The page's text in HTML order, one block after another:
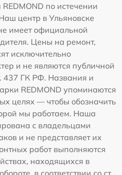
по истечении
центр в Ульяновске
имеет официальной
Цены на ремонт,
исключительно
и не являются публичной
437 ГК РФ. Названия и
REDMOND упоминаются
целях — чтобы обозначить
мы работаем. Наша
с владельцами
и не представляет их
работ выполняются
находящихся в